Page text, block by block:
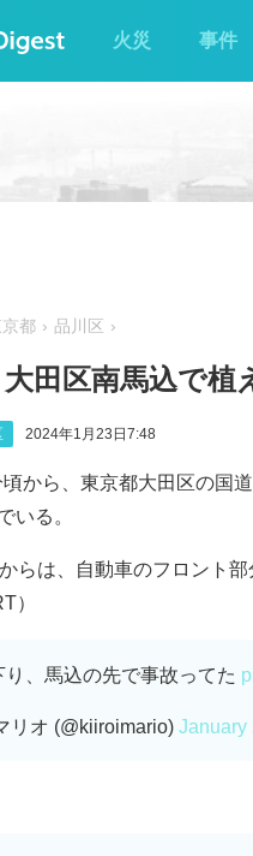
火災 事件
京都 品川区
田区南馬込で
2024年1月23日7:48
から、東京都大田区の国
いる。
らは、自動車のフロント
）
り、馬込の先で事故ってた
リオ (@kiiroimario) January